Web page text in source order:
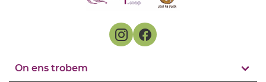
On ens trobem